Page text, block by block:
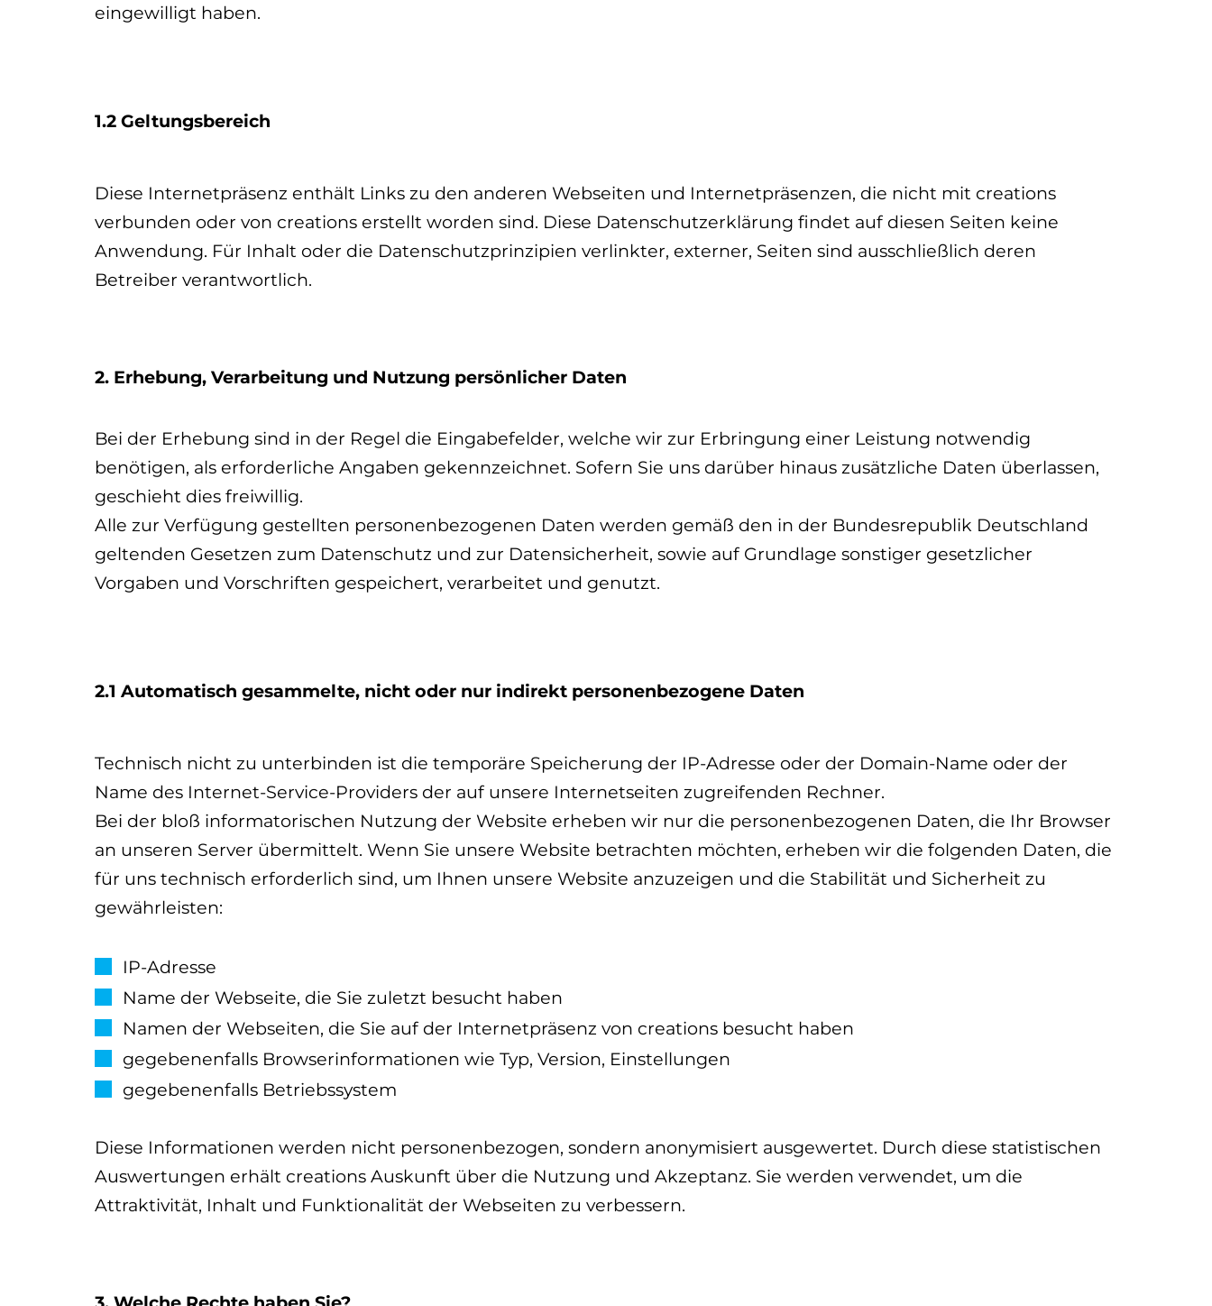
eingewilligt haben.
1.2 Geltungsbereich
Diese Internetpräsenz enthält Links zu den anderen Webseiten und Internetpräsenzen, die nicht mit creations
verbunden oder von creations erstellt worden sind. Diese Datenschutzerklärung findet auf diesen Seiten keine
Anwendung. Für Inhalt oder die Datenschutzprinzipien verlinkter, externer, Seiten sind ausschließlich deren
Betreiber verantwortlich.
2. Erhebung, Verarbeitung und Nutzung persönlicher Daten
Bei der Erhebung sind in der Regel die Eingabefelder, welche wir zur Erbringung einer Leistung notwendig
benötigen, als erforderliche Angaben gekennzeichnet. Sofern Sie uns darüber hinaus zusätzliche Daten überlassen,
geschieht dies freiwillig.
Alle zur Verfügung gestellten personenbezogenen Daten werden gemäß den in der Bundesrepublik Deutschland
geltenden Gesetzen zum Datenschutz und zur Datensicherheit, sowie auf Grundlage sonstiger gesetzlicher
Vorgaben und Vorschriften gespeichert, verarbeitet und genutzt.
2.1 Automatisch gesammelte, nicht oder nur indirekt personenbezogene Daten
Technisch nicht zu unterbinden ist die temporäre Speicherung der IP-Adresse oder der Domain-Name oder der
Name des Internet-Service-Providers der auf unsere Internetseiten zugreifenden Rechner.
Bei der bloß informatorischen Nutzung der Website erheben wir nur die personenbezogenen Daten, die Ihr Browser
an unseren Server übermittelt. Wenn Sie unsere Website betrachten möchten, erheben wir die folgenden Daten, die
für uns technisch erforderlich sind, um Ihnen unsere Website anzuzeigen und die Stabilität und Sicherheit zu
gewährleisten:
IP-Adresse
Name der Webseite, die Sie zuletzt besucht haben
Namen der Webseiten, die Sie auf der Internetpräsenz von creations besucht haben
gegebenenfalls Browserinformationen wie Typ, Version, Einstellungen
gegebenenfalls Betriebssystem
Diese Informationen werden nicht personenbezogen, sondern anonymisiert ausgewertet. Durch diese statistischen
Auswertungen erhält creations Auskunft über die Nutzung und Akzeptanz. Sie werden verwendet, um die
Attraktivität, Inhalt und Funktionalität der Webseiten zu verbessern.